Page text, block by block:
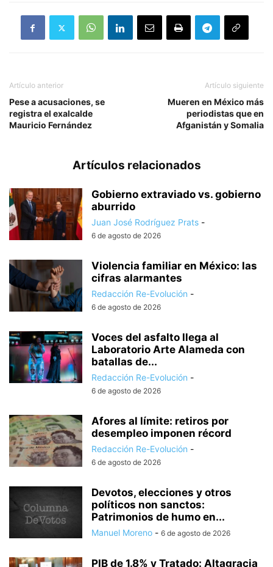
Artículo anterior
Pese a acusaciones, se
registra el exalcalde
Mauricio Fernández
Artículo siguiente
Mueren en México más
periodistas que en
Afganistán y Somalia
Artículos relacionados
Gobierno extraviado vs. gobierno
aburrido
Juan José Rodríguez Prats -
6 de agosto de 2026
Violencia familiar en México: las
cifras alarmantes
Redacción Re-Evolución -
6 de agosto de 2026
Voces del asfalto llega al
Laboratorio Arte Alameda con
batallas de...
Redacción Re-Evolución -
6 de agosto de 2026
Afores al límite: retiros por
desempleo imponen récord
Redacción Re-Evolución -
6 de agosto de 2026
Devotos, elecciones y otros
políticos non sanctos:
Patrimonios de humo en...
Manuel Moreno - 6 de agosto de 2026
PIB de 1.8% y Tratado: Altagracia